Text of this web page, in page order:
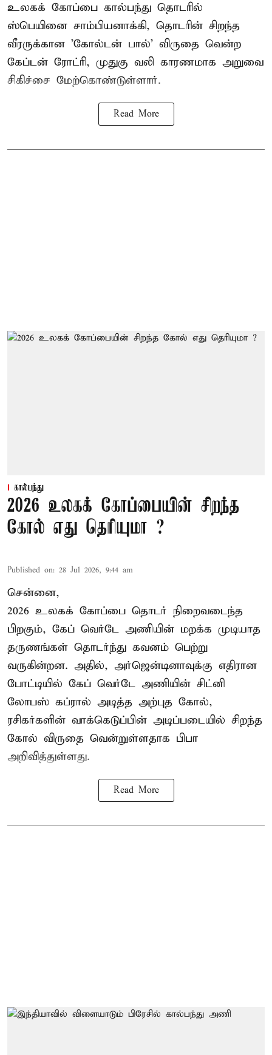
உலகக் கோப்பை கால்பந்து தொடரில்
ஸ்பெயினை சாம்பியனாக்கி, தொடரின் சிறந்த
வீரருக்கான 'கோல்டன் பால்' விருதை வென்ற
கேப்டன் ரோட்ரி, முதுகு வலி காரணமாக அறுவை
சிகிச்சை மேற்கொண்டுள்ளார்.
Read More
கால்பந்து
2026 உலகக் கோப்பையின் சிறந்த
கோல் எது தெரியுமா ?
Published on: 28 Jul 2026, 9:44 am
சென்னை,
2026 உலகக் கோப்பை தொடர் நிறைவடைந்த
பிறகும், கேப் வெர்டே அணியின் மறக்க முடியாத
தருணங்கள் தொடர்ந்து கவனம் பெற்று
வருகின்றன. அதில், அர்ஜென்டினாவுக்கு எதிரான
போட்டியில் கேப் வெர்டே அணியின் சிட்னி
லோபஸ் கப்ரால் அடித்த அற்புத கோல்,
ரசிகர்களின் வாக்கெடுப்பின் அடிப்படையில் சிறந்த
கோல் விருதை வென்றுள்ளதாக பிபா
அறிவித்துள்ளது.
Read More